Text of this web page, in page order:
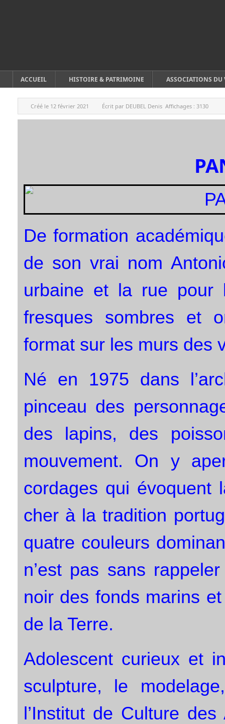
ACCUEIL HISTOIRE & PATRIMOINE ASSOCIATIONS DU
Créé le 12 février 2021 Écrit par DEUBEL Denis Affichages : 3130
De formation
de son vrai nom
urbaine et la rue pour
fresques sombres et
format sur les murs des
Né en 1975 dans
pinceau des
des lapins, des
mouvement. On y
cordages qui évoquent
cher à la tradition
quatre couleurs
n’est pas sans
noir des fonds marins
de la Terre.
Adolescent curieux et
sculpture, le
l’Institut de Culture